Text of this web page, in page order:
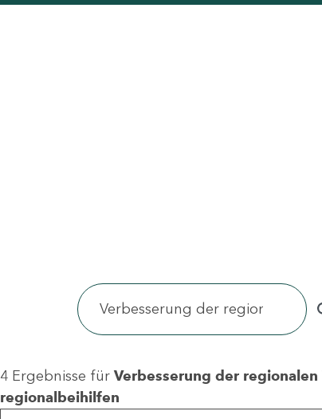
4 Ergebnisse für Verbesserung der
regionalbeihilfen